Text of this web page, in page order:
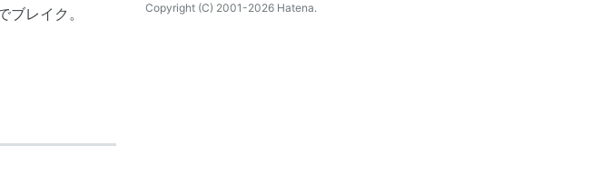
レイク。
Copyright (C) 2001-2026 Hatena.